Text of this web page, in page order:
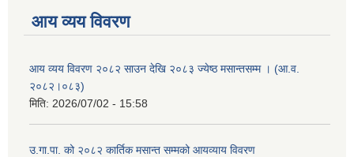
आय व्यय विवरण
आय व्यय विवरण २०८२ साउन देखि २०८३ ज्येष्ठ मसान्तसम्म । (आ.व.
२०८२।०८३)
मिति: 2026/07/02 - 15:58
उ.गा.पा. को २०८२ कार्तिक मसान्त सम्मको आयव्याय विवरण